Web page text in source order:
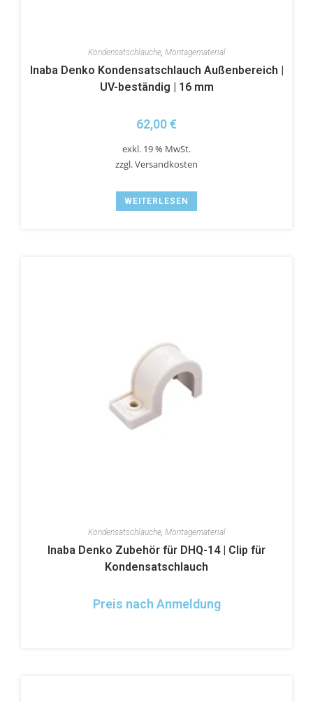
Kondensatschläuche, Montagematerial
Inaba Denko Kondensatschlauch Außenbereich |
UV-beständig | 16 mm
62,00€
exkl. 19 % MwSt.
zzgl.Versandkosten
WEITERLESEN
Kondensatschläuche, Montagematerial
Inaba Denko Zubehör für DHQ-14 | Clip für
Kondensatschlauch
Preis nach Anmeldung